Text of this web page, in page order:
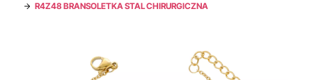
R4Z48 BRANSOLETKA STAL CHIRURGICZNA